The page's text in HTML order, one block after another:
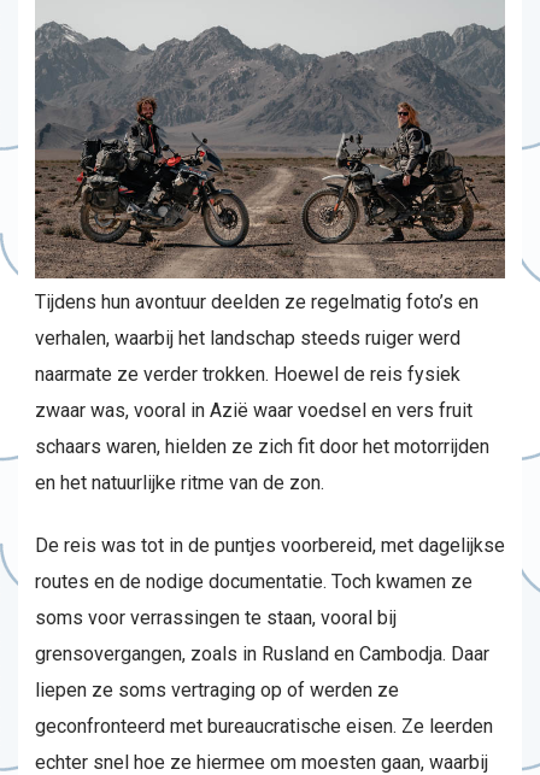
Tijdens hun avontuur deelden ze regelmatig foto’s en
verhalen, waarbij het landschap steeds ruiger werd
naarmate ze verder trokken. Hoewel de reis fysiek
zwaar was, vooral in Azië waar voedsel en vers fruit
schaars waren, hielden ze zich fit door het motorrijden
en het natuurlijke ritme van de zon.
De reis was tot in de puntjes voorbereid, met dagelijkse
routes en de nodige documentatie. Toch kwamen ze
soms voor verrassingen te staan, vooral bij
grensovergangen, zoals in Rusland en Cambodja. Daar
liepen ze soms vertraging op of werden ze
geconfronteerd met bureaucratische eisen. Ze leerden
echter snel hoe ze hiermee om moesten gaan, waarbij